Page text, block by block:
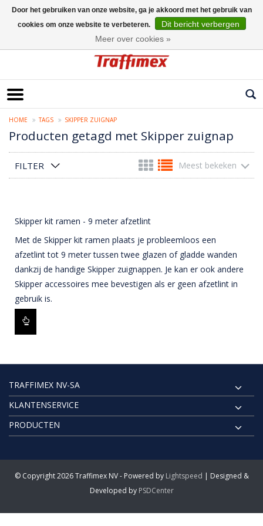
HOME TAGS SKIPPER ZUIGNAP
Producten getagd met Skipper zuignap
FILTER Meest bekeken
Skipper kit ramen - 9 meter afzetlint
Met de Skipper kit ramen plaats je probleemloos een
afzetlint tot 9 meter tussen twee glazen of gladde wanden
dankzij de handige Skipper zuignappen. Je kan er ook andere
Skipper accessoires mee bevestigen als er geen afzetlint in
gebruik is.
TRAFFIMEX NV-SA
KLANTENSERVICE
PRODUCTEN
© Copyright 2026 Traffimex NV - Powered by Lightspeed | Designed &
Developed by PSDCenter
Door het gebruiken van onze website, ga je akkoord met het gebruik van
cookies om onze website te verbeteren.
Dit bericht verbergen
Meer over cookies »